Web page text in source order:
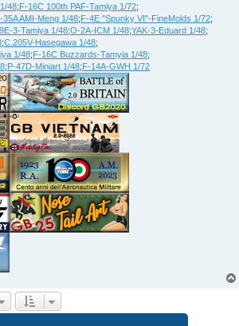
48;F-16C 100th PAF-Tamiya 1/72;
35A AMI-Meng 1/48;F-4E "Spunky VI"-FineMolds 1/72;
3-Tamiya 1/48;O-2A-ICM 1/48;YAK-3-Eduard 1/48;
;C.205V-Hasegawa 1/48;
1/48;F-16C Buzzards-Tamyia 1/48;
;P-47D-Miniart 1/48;F-14A-GWH 1/72